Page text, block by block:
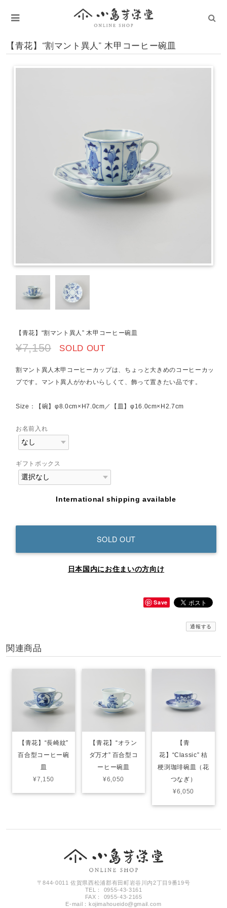
【青花】“割マント異人” 木甲コーヒー碗皿
【青花】“割マント異人” 木甲コーヒー碗皿
¥7,150 SOLD OUT
割マント異人木甲コーヒーカップは、ちょっと大きめのコーヒーカッ
プです。マント異人がかわいらしくて、飾って置きたい品です。
Size：【碗】φ8.0cm×H7.0cm／【皿】φ16.0cm×H2.7cm
お名前入れ
ギフトボックス
International shipping available
SOLD OUT
日本国内にお住まいの方向け
Save
通報する
関連商品
【青花】“長崎紋”
百合型コーヒー碗
皿
¥7,150
【青花】“オラン
ダ万才” 百合型コ
ーヒー碗皿
¥6,050
【青
花】“Classic” 桔
梗渕珈琲碗皿（花
つなぎ）
¥6,050
〒844-0011 佐賀県西松浦郡有田町岩谷川内2丁目9番19号
TEL： 0955-43-3161
FAX： 0955-43-2165
E-mail： kojimahoueido@gmail.com